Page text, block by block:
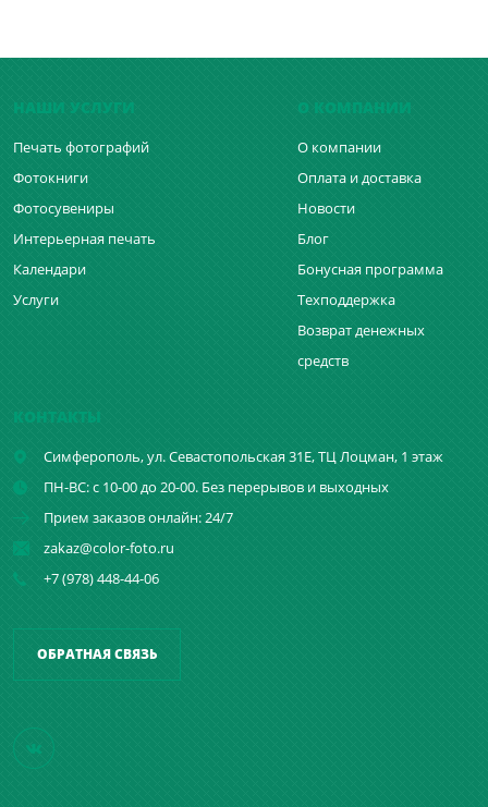
Печать фотографий
Фотокниги
Фотосувениры
Интерьерная печать
Календари
Услуги
О компании
Оплата и доставка
Новости
Блог
Бонусная программа
Техподдержка
Возврат денежных
средств
Симферополь,ул. Севастопольская 31Е, ТЦ Лоцман, 1 этаж
ПН-ВС: с 10-00 до 20-00. Без перерывов и выходных
Прием заказов онлайн: 24/7
zakaz@color-foto.ru
+7 (978) 448-44-06
ОБРАТНАЯ СВЯЗЬ